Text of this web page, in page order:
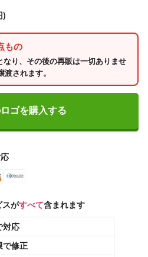
)
もの
り、その後の再販は一切ありませ
されます。
ゴを購入する
スがすべて含まれます
対応
で修正